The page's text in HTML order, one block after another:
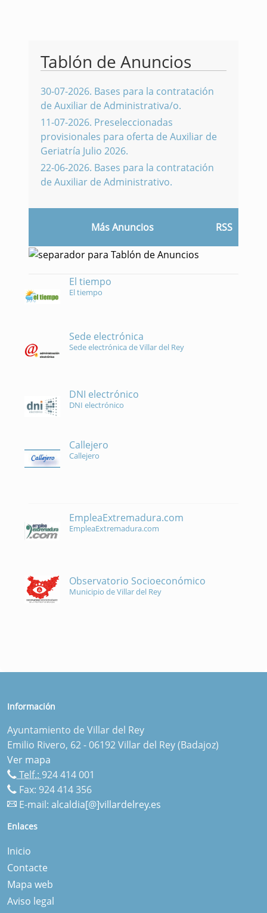
Tablón de Anuncios
30-07-2026. Bases para la contratación
de Auxiliar de Administrativa/o.
11-07-2026. Preseleccionadas
provisionales para oferta de Auxiliar de
Geriatría Julio 2026.
22-06-2026. Bases para la contratación
de Auxiliar de Administrativo.
Más Anuncios RSS
El tiempo
El tiempo
Sede electrónica
Sede electrónica de Villar del Rey
DNI electrónico
DNI electrónico
Callejero
Callejero
EmpleaExtremadura.com
EmpleaExtremadura.com
Observatorio Socioeconómico
Municipio de Villar del Rey
Información
Ayuntamiento de Villar del Rey
Emilio Rivero, 62 - 06192 Villar del Rey (Badajoz)
Ver mapa
Telf.: 924 414 001
Fax: 924 414 356
E-mail: alcaldia[@]villardelrey.es
Enlaces
Inicio
Contacte
Mapa web
Aviso legal